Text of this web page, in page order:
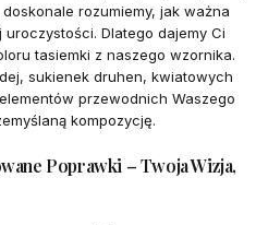
rozumiemy, jak ważna
Dlatego dajemy Ci
tasiemki z naszego wzornika.
sukienek druhen, kwiatowych
przewodnich Waszego
kompozycję.
Poprawki – Twoja Wizja,